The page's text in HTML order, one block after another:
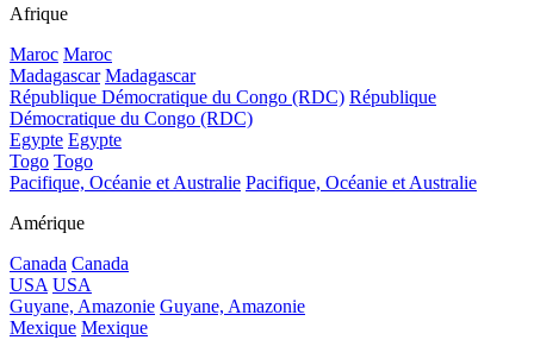
Afrique
Maroc Maroc
Madagascar Madagascar
République Démocratique du Congo (RDC) République
Démocratique du Congo (RDC)
Egypte Egypte
Togo Togo
Pacifique, Océanie et Australie Pacifique, Océanie et Australie
Amérique
Canada Canada
USA USA
Guyane, Amazonie Guyane, Amazonie
Mexique Mexique